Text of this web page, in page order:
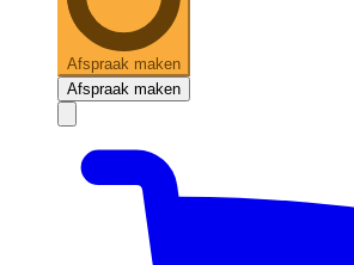
Afspraak maken
Afspraak maken